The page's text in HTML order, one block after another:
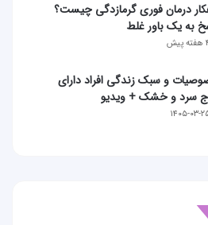
درمان فوری گرمازدگی چیست؟
به یک باور غلط
پیش
و سبک زندگی افراد دارای
سرد و خشک + ویدیو
۰۳-۲۵